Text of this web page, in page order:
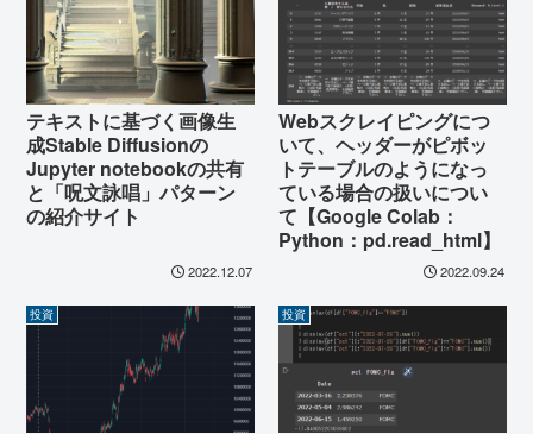
テキストに基づく画像生
成Stable Diffusionの
Jupyter notebookの共有
と「呪文詠唱」パターン
の紹介サイト
2022.12.07
Webスクレイピングにつ
いて、ヘッダーがピボッ
トテーブルのようになっ
ている場合の扱いについ
て【Google Colab：
Python：pd.read_html】
2022.09.24
投資 投資